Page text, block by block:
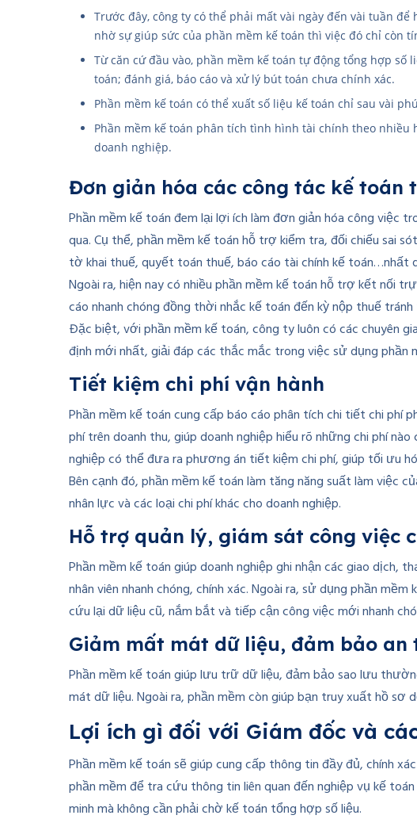
Trước đây, công ty có thể phải mất vài ngày đến vài tuần
nhờ sự giúp sức của phần mềm kế toán thì việc đó chỉ còn
Từ căn cứ đầu vào, phần mềm kế toán tự động tổng hợp số
toán; đánh giá, báo cáo và xử lý bút toán chưa chính xác.
Phần mềm kế toán có thể xuất số liệu kế toán chỉ sau vài
Phần mềm kế toán phân tích tình hình tài chính theo nhiều
doanh nghiệp.
Đơn giản hóa các công tác kế toán
Phần mềm kế toán đem lại lợi ích làm đơn giản hóa công việc
qua. Cụ thể, phần mềm kế toán hỗ trợ kiểm tra, đối chiếu sai
tờ khai thuế, quyết toán thuế, báo cáo tài chính kế toán…nhất
Ngoài ra, hiện nay có nhiều phần mềm kế toán hỗ trợ kết nối
cáo nhanh chóng đồng thời nhắc kế toán đến kỳ nộp thuế
Đặc biệt, với phần mềm kế toán, công ty luôn có các chuyên
định mới nhất, giải đáp các thắc mắc trong việc sử dụng phần
Tiết kiệm chi phí vận hành
Phần mềm kế toán cung cấp báo cáo phân tích chi tiết chi phí
phí trên doanh thu, giúp doanh nghiệp hiểu rõ những chi phí
nghiệp có thể đưa ra phương án tiết kiệm chi phí, giúp tối ưu
Bên cạnh đó, phần mềm kế toán làm tăng năng suất làm việc
nhân lực và các loại chi phí khác cho doanh nghiệp.
Hỗ trợ quản lý, giám sát công việc
Phần mềm kế toán giúp doanh nghiệp ghi nhận các giao dịch,
nhân viên nhanh chóng, chính xác. Ngoài ra, sử dụng phần
cứu lại dữ liệu cũ, nắm bắt và tiếp cận công việc mới nhanh
Giảm mất mát dữ liệu, đảm bảo an
Phần mềm kế toán giúp lưu trữ dữ liệu, đảm bảo sao lưu
mát dữ liệu. Ngoài ra, phần mềm còn giúp bạn truy xuất hồ sơ
Lợi ích gì đối với Giám đốc và
Phần mềm kế toán sẽ giúp cung cấp thông tin đầy đủ, chính
phần mềm để tra cứu thông tin liên quan đến nghiệp vụ kế
minh mà không cần phải chờ kế toán tổng hợp số liệu.